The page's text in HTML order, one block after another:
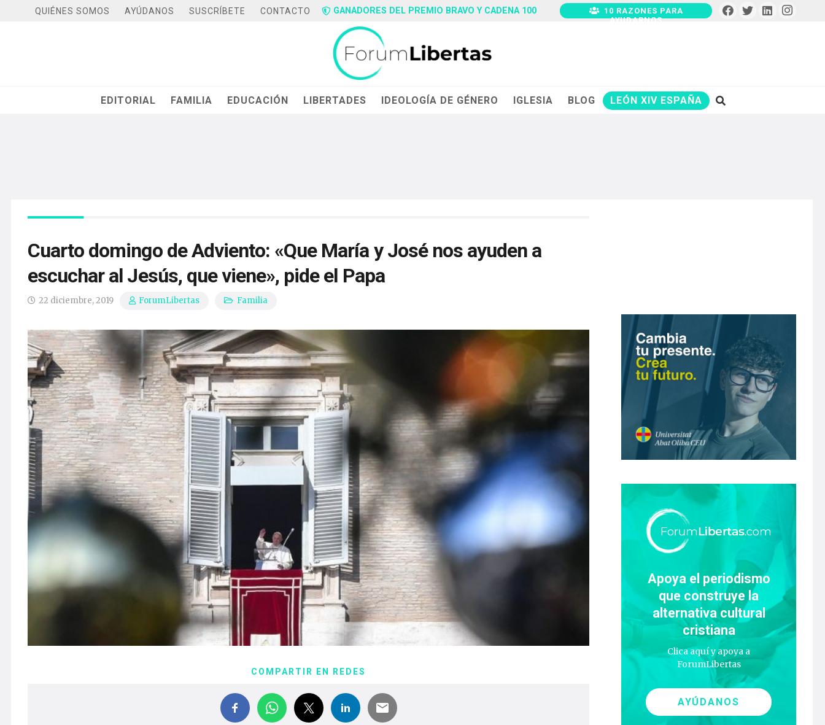
QUIÉNES SOMOS AYÚDANOS SUSCRÍBETE CONTACTO GANADORES DEL PREMIO BRAVO Y CADENA 100
10 RAZONES PARA
AYUDARNOS
EDITORIAL FAMILIA EDUCACIÓN LIBERTADES IDEOLOGÍA DE GÉNERO IGLESIA BLOG LEÓN XIV ESPAÑA
Cuarto domingo de Adviento: «Que María y José nos ayuden a
escuchar al Jesús, que viene», pide el Papa
22 diciembre, 2019 ForumLibertas Familia
COMPARTIR EN REDES
Apoya el periodismo
que construye la
alternativa cultural
cristiana
Clica aquí y apoya a
ForumLibertas
AYÚDANOS